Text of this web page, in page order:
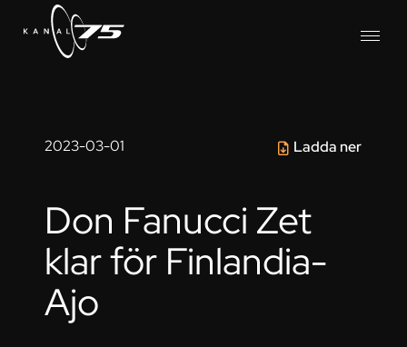
2023-03-01 Ladda ner
Don Fanucci Zet
klar för Finlandia-
Ajo